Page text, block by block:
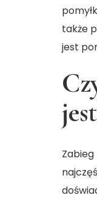
także
jest